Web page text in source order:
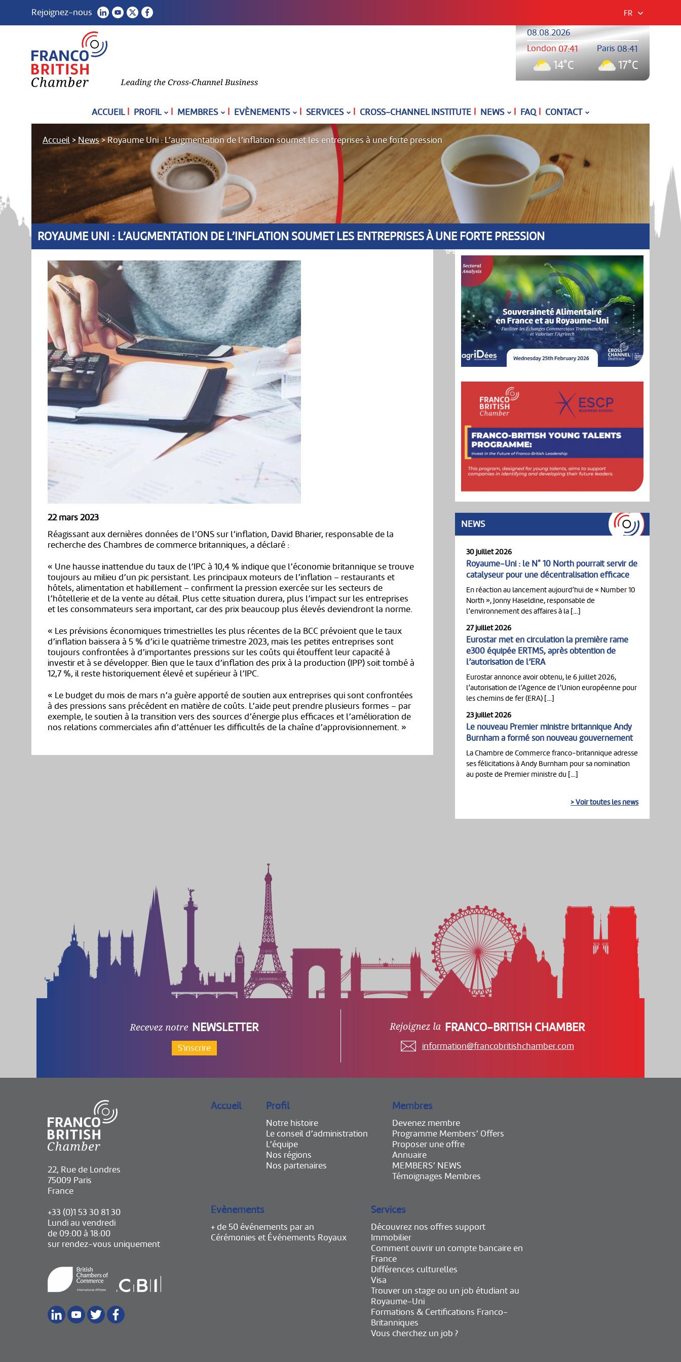
Rejoignez-nous FR
08.08.2026
London07:41
14°C
Paris 08:41
17°C
ACCUEIL PROFIL MEMBRES EVÈNEMENTS SERVICES CROSS-CHANNEL INSTITUTE NEWS FAQ CONTACT
Accueil >News>Royaume Uni : L’augmentation de l’inflation soumet les entreprises à une forte pression
ROYAUME UNI : L’AUGMENTATION DE L’INFLATION SOUMET LES ENTREPRISES À UNE FORTE PRESSION
22 mars 2023
Réagissant aux dernières données de l’ONS sur l’inflation, David Bharier, responsable de la
recherche des Chambres de commerce britanniques, a déclaré :
« Une hausse inattendue du taux de l’IPC à 10,4 % indique que l’économie britannique se trouve
toujours au milieu d’un pic persistant. Les principaux moteurs de l’inflation – restaurants et
hôtels, alimentation et habillement – confirment la pression exercée sur les secteurs de
l’hôtellerie et de la vente au détail. Plus cette situation durera, plus l’impact sur les entreprises
et les consommateurs sera important, car des prix beaucoup plus élevés deviendront la norme.
« Les prévisions économiques trimestrielles les plus récentes de la BCC prévoient que le taux
d’inflation baissera à 5 % d’ici le quatrième trimestre 2023, mais les petites entreprises sont
toujours confrontées à d’importantes pressions sur les coûts qui étouffent leur capacité à
investir et à se développer. Bien que le taux d’inflation des prix à la production (IPP) soit tombé à
12,7 %, il reste historiquement élevé et supérieur à l’IPC.
« Le budget du mois de mars n’a guère apporté de soutien aux entreprises qui sont confrontées
à des pressions sans précédent en matière de coûts. L’aide peut prendre plusieurs formes – par
exemple, le soutien à la transition vers des sources d’énergie plus efficaces et l’amélioration de
nos relations commerciales afin d’atténuer les difficultés de la chaîne d’approvisionnement. »
NEWS
30 juillet 2026
Royaume-Uni : le N° 10 North pourrait servir de
catalyseur pour une décentralisation efficace
En réaction au lancement aujourd’hui de « Number 10
North », Jonny Haseldine, responsable de
l’environnement des affaires à la […]
27 juillet 2026
Eurostar met en circulation la première rame
e300 équipée ERTMS, après obtention de
l’autorisation de l’ERA
Eurostar annonce avoir obtenu, le 6 juillet 2026,
l’autorisation de l’Agence de l’Union européenne pour
les chemins de fer (ERA) […]
23 juillet 2026
Le nouveau Premier ministre britannique Andy
Burnham a formé son nouveau gouvernement
La Chambre de Commerce franco-britannique adresse
ses félicitations à Andy Burnham pour sa nomination
au poste de Premier ministre du […]
> Voir toutes les news
NEWSLETTER
S'inscrire
FRANCO-BRITISH CHAMBER
information@francobritishchamber.com
22, Rue de Londres
75009 Paris
France
+33 (0)1 53 30 81 30
Lundi au vendredi
de 09:00 à 18:00
sur rendez-vous uniquement
Accueil Profil
Notre histoire
Le conseil d’administration
L’équipe
Nos régions
Nos partenaires
Membres
Devenez membre
Programme Members’ Offers
Proposer une offre
Annuaire
MEMBERS’ NEWS
Témoignages Membres
Evènements
+ de 50 événements par an
Cérémonies et Événements Royaux
Services
Découvrez nos offres support
Immobilier
Comment ouvrir un compte bancaire en
France
Différences culturelles
Visa
Trouver un stage ou un job étudiant au
Royaume-Uni
Formations & Certifications Franco-
Britanniques
Vous cherchez un job ?